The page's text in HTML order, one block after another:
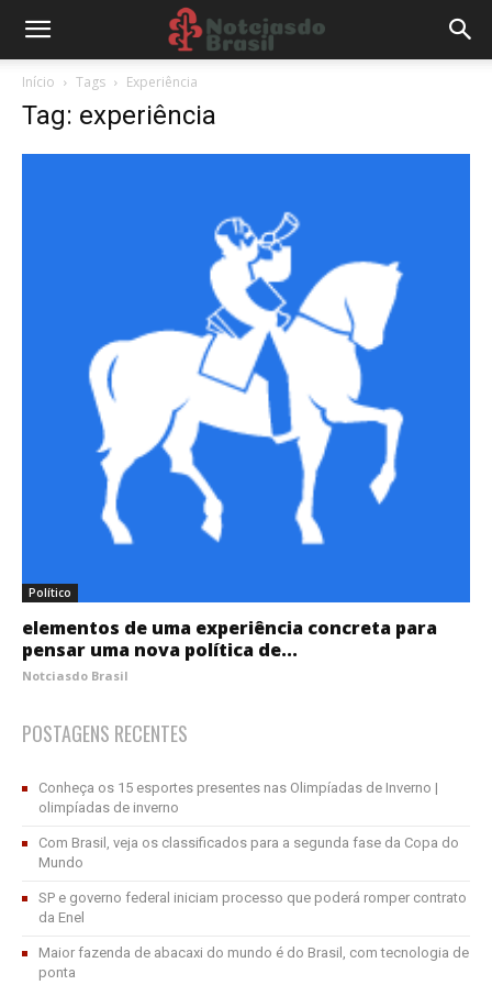
Início Tags Experiência
Tag: experiência
Político
elementos de uma experiência concreta para
pensar uma nova política de...
Notciasdo Brasil
POSTAGENS RECENTES
Conheça os 15 esportes presentes nas Olimpíadas de Inverno |
olimpíadas de inverno
Com Brasil, veja os classificados para a segunda fase da Copa do
Mundo
SP e governo federal iniciam processo que poderá romper contrato
da Enel
Maior fazenda de abacaxi do mundo é do Brasil, com tecnologia de
ponta